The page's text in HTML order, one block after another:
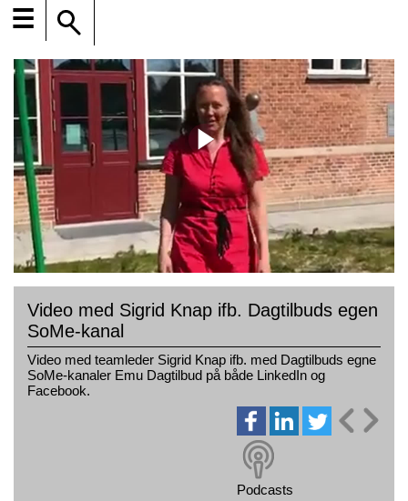
☰
Video med Sigrid Knap ifb. Dagtilbuds egen
SoMe-kanal
Video med teamleder Sigrid Knap ifb. med Dagtilbuds egne
SoMe-kanaler Emu Dagtilbud på både LinkedIn og
Facebook.
Podcasts